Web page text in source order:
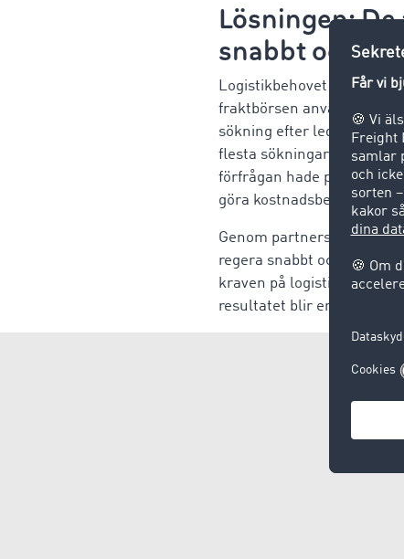
Lösningen:
snabbt och
Logistikbehovet hos
fraktbörsen används
sökning efter ledig
flesta sökningarna efter
förfrågan hade
göra kostnadsbesparingar
Genom partnerskap med
regera snabbt och
kraven på logistik
resultatet blir en